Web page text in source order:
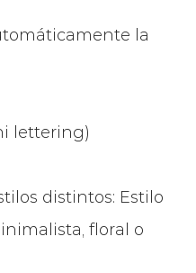
la
lettering)
distintos: Estilo
floral o